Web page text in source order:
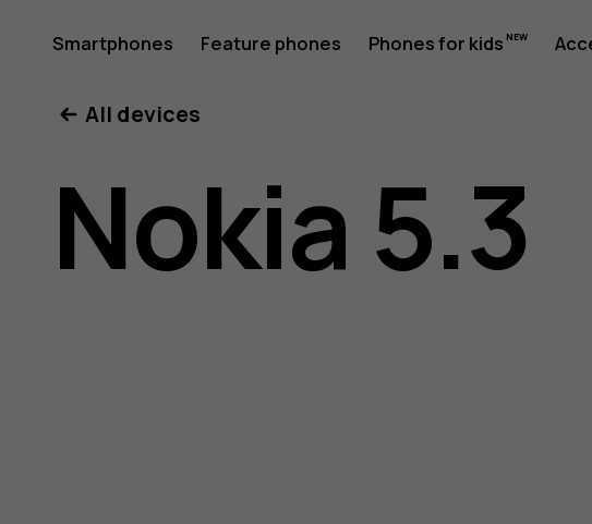
Nokia
5.3
user
Smartphones Feature phones Phones for kids
All devices
Nokia 5.3